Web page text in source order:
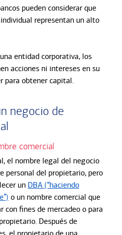
pueden considerar que
representan un alto
entidad corporativa, los
acciones ni intereses en su
para obtener capital.
negocio de
comercial
el nombre legal del negocio
personal del propietario, pero
un DBA (“haciendo
o un nombre comercial que
con fines de mercadeo o para
Después de